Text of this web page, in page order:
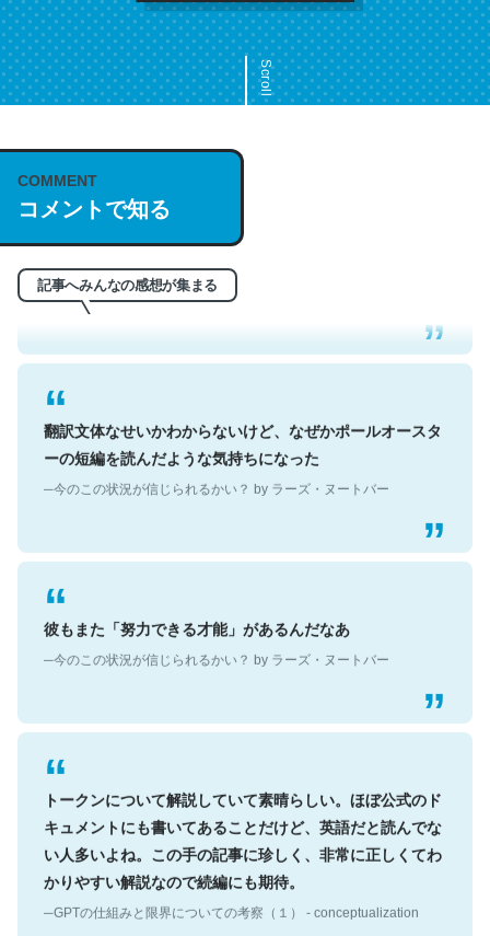
Scroll
COMMENT
コメントで知る
記事へみんなの感想が集まる
これは名文。彼はとてもクレバーなんだろうなと凄く思
う。英語少しでも読める人は原文もお勧め。自分はこの流
れ好き。Let’s Fucking Go. Then Covid hit. Shit.
─今のこの状況が信じられるかい？ by ラーズ・ヌートバー
翻訳文体なせいかわからないけど、なぜかポールオースタ
ーの短編を読んだような気持ちになった
彼もまた「努力できる才能」があるんだなあ
トークンについて解説していて素晴らしい。ほぼ公式のド
キュメントにも書いてあることだけど、英語だと読んでな
い人多いよね。この手の記事に珍しく、非常に正しくてわ
かりやすい解説なので続編にも期待。